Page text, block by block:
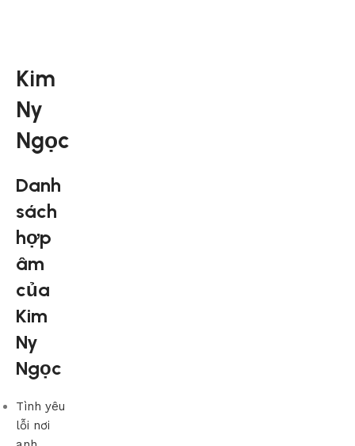
Kim
Ny
Ngọc
Danh
sách
hợp
âm
của
Kim
Ny
Ngọc
Tình yêu
lỗi nơi